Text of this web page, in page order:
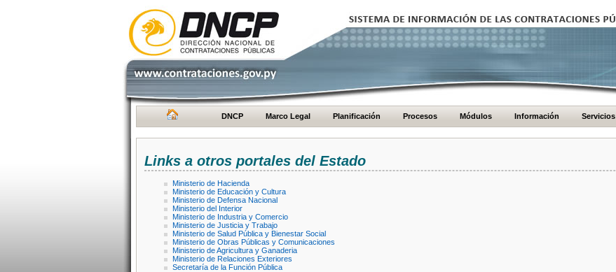
DNCP Marco Legal Planificación Procesos Módulos Información Servicios
Links a otros portales del Estado
Ministerio de Hacienda
Ministerio de Educación y Cultura
Ministerio de Defensa Nacional
Ministerio del Interior
Ministerio de Industria y Comercio
Ministerio de Justicia y Trabajo
Ministerio de Salud Pública y Bienestar Social
Ministerio de Obras Públicas y Comunicaciones
Ministerio de Agricultura y Ganaderia
Ministerio de Relaciones Exteriores
Secretaría de la Función Pública